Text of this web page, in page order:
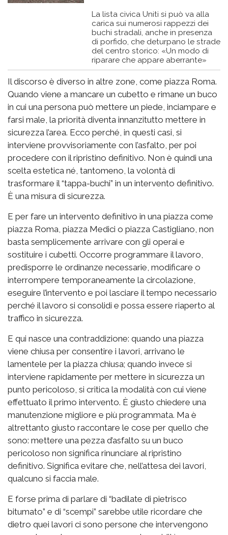
La lista civica Uniti si può va alla
carica sui numerosi rappezzi dei
buchi stradali, anche in presenza
di porfido, che deturpano le strade
del centro storico: «Un modo di
riparare che appare aberrante»
Il discorso è diverso in altre zone, come piazza Roma.
Quando viene a mancare un cubetto e rimane un buco
in cui una persona può mettere un piede, inciampare e
farsi male, la priorità diventa innanzitutto mettere in
sicurezza l’area. Ecco perché, in questi casi, si
interviene provvisoriamente con l’asfalto, per poi
procedere con il ripristino definitivo. Non è quindi una
scelta estetica né, tantomeno, la volontà di
trasformare il “tappa-buchi” in un intervento definitivo.
È una misura di sicurezza.
E per fare un intervento definitivo in una piazza come
piazza Roma, piazza Medici o piazza Castigliano, non
basta semplicemente arrivare con gli operai e
sostituire i cubetti. Occorre programmare il lavoro,
predisporre le ordinanze necessarie, modificare o
interrompere temporaneamente la circolazione,
eseguire l’intervento e poi lasciare il tempo necessario
perché il lavoro si consolidi e possa essere riaperto al
traffico in sicurezza.
E qui nasce una contraddizione: quando una piazza
viene chiusa per consentire i lavori, arrivano le
lamentele per la piazza chiusa; quando invece si
interviene rapidamente per mettere in sicurezza un
punto pericoloso, si critica la modalità con cui viene
effettuato il primo intervento. È giusto chiedere una
manutenzione migliore e più programmata. Ma è
altrettanto giusto raccontare le cose per quello che
sono: mettere una pezza d’asfalto su un buco
pericoloso non significa rinunciare al ripristino
definitivo. Significa evitare che, nell’attesa dei lavori,
qualcuno si faccia male.
E forse prima di parlare di “badilate di pietrisco
bitumato” e di “scempi” sarebbe utile ricordare che
dietro quei lavori ci sono persone che intervengono